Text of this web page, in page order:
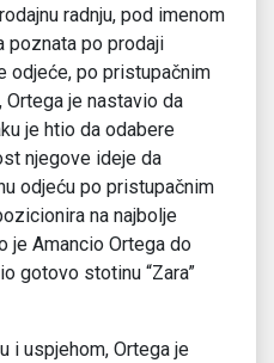
radnju, pod imenom
poznata po prodaji
odjeće, po pristupačnim
Ortega je nastavio da
je htio da odabere
njegove ideje da
odjeću po pristupačnim
na najbolje
je Amancio Ortega do
gotovo stotinu “Zara”
i uspjehom, Ortega je